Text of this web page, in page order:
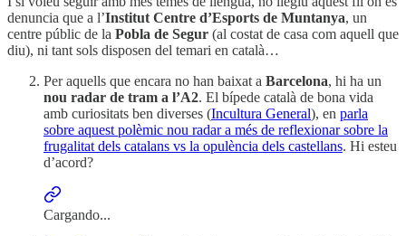
denuncia que a l’Institut Centre d’Esports de Muntanya, un
centre públic de la Pobla de Segur (al costat de casa com aquell que
diu), ni tant sols disposen del temari en català…
Per aquells que encara no han baixat a Barcelona, hi ha un
nou radar de tram a l’A2. El bípede català de bona vida
amb curiositats ben diverses (Incultura General), en parla
sobre aquest polèmic nou radar a més de reflexionar sobre la
frugalitat dels catalans vs la opulència dels castellans. Hi esteu
d’acord?
Cargando...